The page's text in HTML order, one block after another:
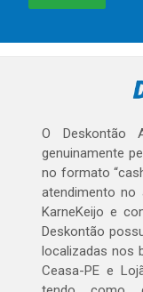
O Deskontão
genuinamente
no formato
atendimento no
KarneKeijo e
Deskontão
localizadas nos
Ceasa-PE e